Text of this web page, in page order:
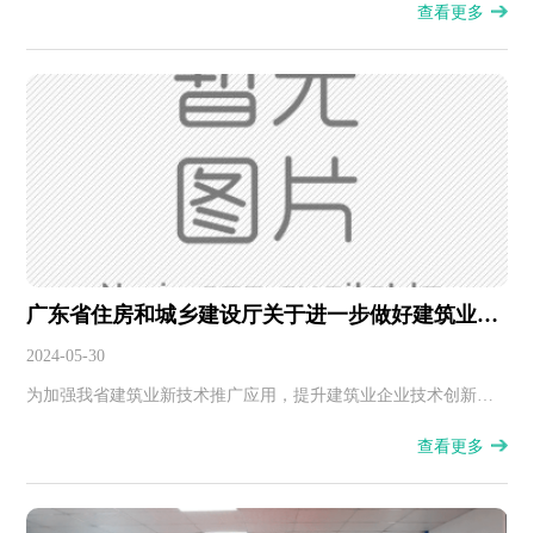
查看更多
广东省住房和城乡建设厅关于进一步做好建筑业新
技术推广应用工作的通知
2024-05-30
为加强我省建筑业新技术推广应用，提升建筑业企业技术创新及
理办法》（建质〔2002〕173号）、《关于做好<建筑业10项新技
术>（2017版）推广应用的通知》（建质函〔2017〕268号）等有
关要求，现就我省建筑业新技术应用示范工程（以下简称示范工
查看更多